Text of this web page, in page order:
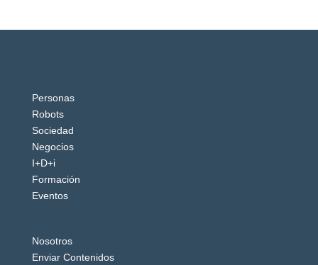
Personas
Robots
Sociedad
Negocios
I+D+i
Formación
Eventos
Nosotros
Enviar Contenidos